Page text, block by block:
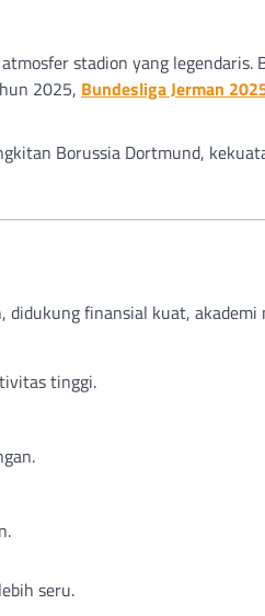
stadion yang legendaris.
2025, Bundesliga Jerman
Borussia Dortmund,
finansial kuat, akademi
tinggi.
seru.